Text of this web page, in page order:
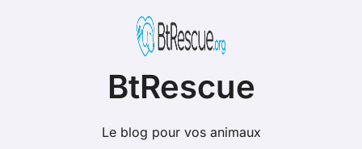
BtRescue
Le blog pour vos animaux